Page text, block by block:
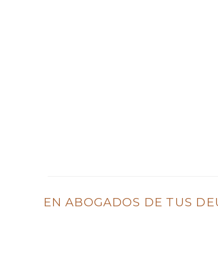
EN ABOGADOS DE TUS